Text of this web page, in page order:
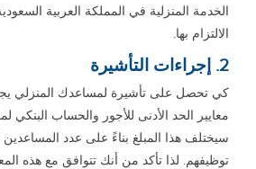
الخدمة المنزلية في المملكة العربية
الالتزام بها.
2. إجراءات التأشيرة
كي تحصل على تأشيرة لمساعدك المنزلي
سيختلف هذا المبلغ بناءً على عدد
توظيفهم. لذا تأكد من أنك تتوافق مع هذه